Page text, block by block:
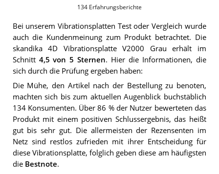
134 Erfahrungsberichte
Bei unseremVibrationsplatten Test oder Vergleich wurde
auch die Kundenmeinung zum Produkt betrachtet. Die
skandika 4D Vibrationsplatte V2000 Grau erhält im
Schnitt 4,5 von 5 Sternen. Hier die Informationen, die
sich durch die Prüfung ergeben haben:
Die Mühe, den Artikel nach der Bestellung zu benoten,
machten sich bis zum aktuellen Augenblick buchstäblich
134 Konsumenten. Über 86 % der Nutzer bewerteten das
Produkt mit einem positiven Schlussergebnis, das heißt
gut bis sehr gut. Die allermeisten der Rezensenten im
Netz sind restlos zufrieden mit ihrer Entscheidung für
diese Vibrationsplatte, folglich geben diese am häufigsten
die Bestnote.